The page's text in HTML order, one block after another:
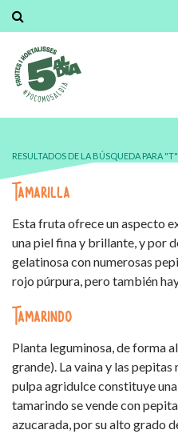
RESULTADOS DE LA BÚSQUEDA PARA
Tamarilla
Esta fruta ofrece un aspecto
una piel fina y brillante, y por
gelatinosa con numerosas
rojo púrpura, pero también
Tamarindo
Planta leguminosa, de forma
grande). La vaina y las
pulpa agridulce constituye
tamarindo se vende con
azucarada, por su alto grado